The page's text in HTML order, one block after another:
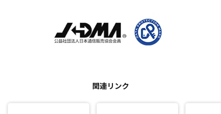
関連リンク